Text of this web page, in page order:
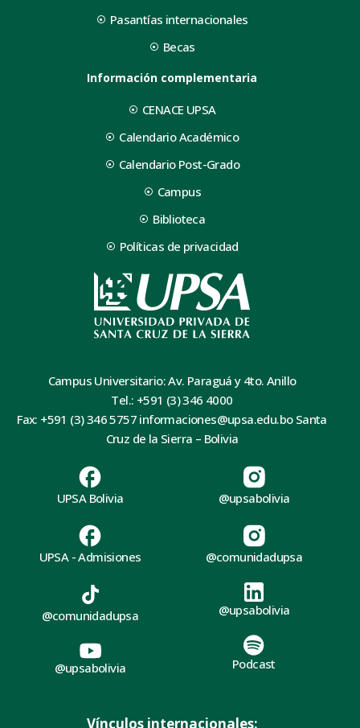
Pasantías internacionales
Becas
Información complementaria
CENACE UPSA
Calendario Académico
Calendario Post-Grado
Campus
Biblioteca
Políticas de privacidad
Campus Universitario: Av. Paraguá y 4to. Anillo
Tel.: +591 (3) 346 4000
Fax: +591 (3) 346 5757 informaciones@upsa.edu.bo Santa
Cruz de la Sierra – Bolivia
UPSA Bolivia
UPSA - Admisiones
@upsabolivia
@comunidadupsa
@comunidadupsa
@upsabolivia
@upsabolivia
Podcast
Vínculos internacionales: